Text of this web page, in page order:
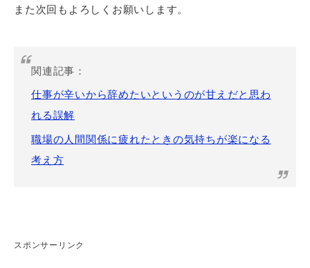
また次回もよろしくお願いします。
関連記事：
仕事が辛いから辞めたいというのが甘えだと思わ
れる誤解
職場の人間関係に疲れたときの気持ちが楽になる
考え方
スポンサーリンク